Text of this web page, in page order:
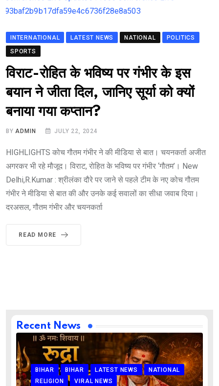
INTERNATIONAL LATEST NEWS NATIONAL
POLITICS
SPORTS
विराट-रोहित के भविष्य पर गंभीर के इस
बयान ने जीता दिल, जानिए सूर्या को क्यों
बनाया गया कप्तान?
BYADMIN JULY 22, 2024
HIGHLIGHTS कोच गौतम गंभीर ने की मीडिया से बात। चयनकर्ता अजीत
अगरकर भी रहे मौजूद। विराट, रोहित के भविष्य पर गंभीर ‘गौतम’। New
Delhi,R.Kumar : श्रीलंका दौरे पर जाने से पहले टीम के नए कोच गौतम
गंभीर ने मीडिया से बात की और उनके कई सवालों का सीधा जवाब दिया।
दरअसल, गौतम गंभीर और चयनकर्ता
READ MORE
Recent News
BIHAR BIHAR LATEST NEWS
NATIONAL
RELIGION
VIRAL NEWS